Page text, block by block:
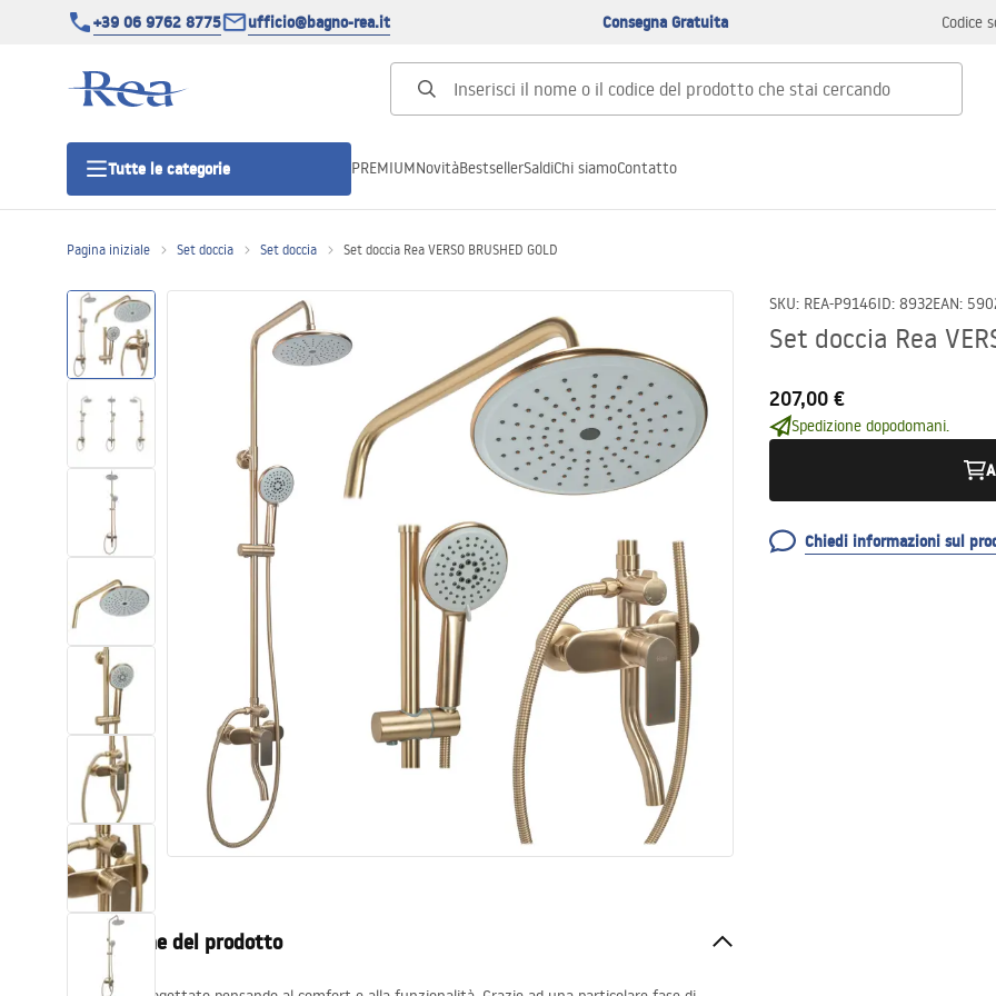
+39 06 9762 8775 ufficio@bagno-rea.it Consegna Gratuita Codice
Tutte le categorie
Porte doccia
Piatti doccia da bagno
Canaline di scarico
Set di vaso WC e bidet
Lavabi
Vasche da bagno e schermi vasca
Rubinetti da bagno
Set doccia
Cucina
Accessori e mobili da bagno
PREMIUMNovitàBestsellerSaldiChi siamoContatto
Pagina iniziale Set doccia Set doccia Set doccia Rea VERSO BRUSHED GOLD
SKU: REA-P9146ID: 8932EAN:
Set doccia Rea
207,00 €
Spedizione dopodomani.
Chiedi informazioni sul
Descrizione del prodotto